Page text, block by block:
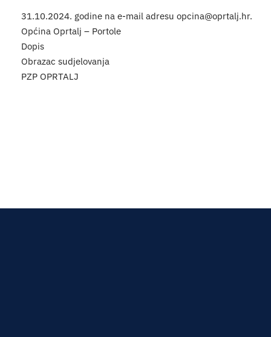
31.10.2024. godine na e-mail adresu opcina@oprtalj.hr.
Općina Oprtalj – Portole
Dopis
Obrazac sudjelovanja
PZP OPRTALJ